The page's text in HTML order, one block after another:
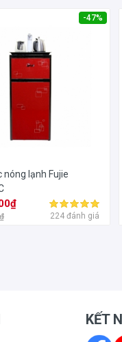
-47%
nóng lạnh Fujie
224 đánh giá
KẾT